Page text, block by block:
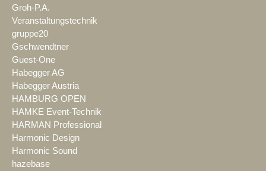
Groh-P.A.
Veranstaltungstechnik
gruppe20
Gschwendtner
Guest-One
Habegger AG
Habegger Austria
HAMBURG OPEN
HAMKE Event-Technik
HARMAN Professional
Harmonic Design
Harmonic Sound
hazebase